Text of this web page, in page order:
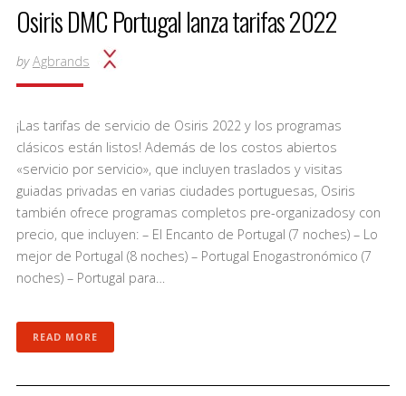
Osiris DMC Portugal lanza tarifas 2022
by Agbrands
¡Las tarifas de servicio de Osiris 2022 y los programas
clásicos están listos! Además de los costos abiertos
«servicio por servicio», que incluyen traslados y visitas
guiadas privadas en varias ciudades portuguesas, Osiris
también ofrece programas completos pre-organizadosy con
precio, que incluyen: – El Encanto de Portugal (7 noches) – Lo
mejor de Portugal (8 noches) – Portugal Enogastronómico (7
noches) – Portugal para…
READ MORE